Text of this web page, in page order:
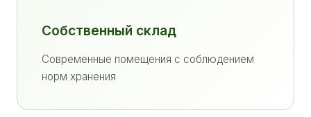
Собственный склад
Современные помещения с соблюдением
норм хранения